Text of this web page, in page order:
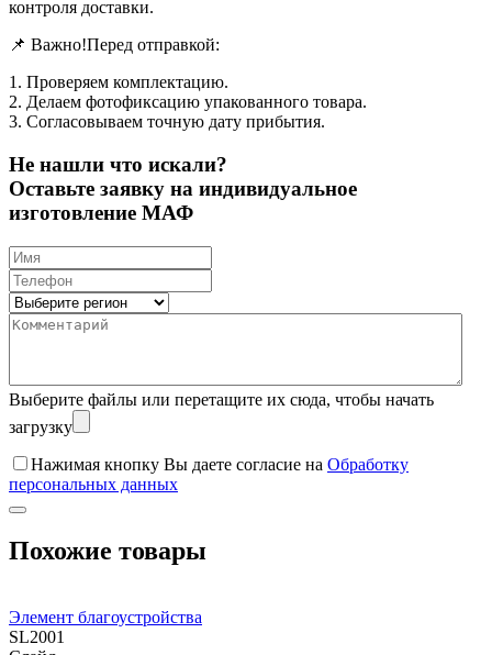
контроля доставки.
📌 Важно!Перед отправкой:
1. Проверяем комплектацию.
2. Делаем фотофиксацию упакованного товара.
3. Согласовываем точную дату прибытия.
Не нашли что искали?
Оставьте заявку на индивидуальное
изготовление МАФ
Выберите файлы или перетащите их сюда, чтобы начать
загрузку
Нажимая кнопку Вы даете согласие на Обработку
персональных данных
Похожие товары
Элемент благоустройства
SL2001